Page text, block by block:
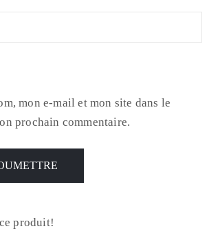
mon e-mail et mon site dans le
prochain commentaire.
produit!